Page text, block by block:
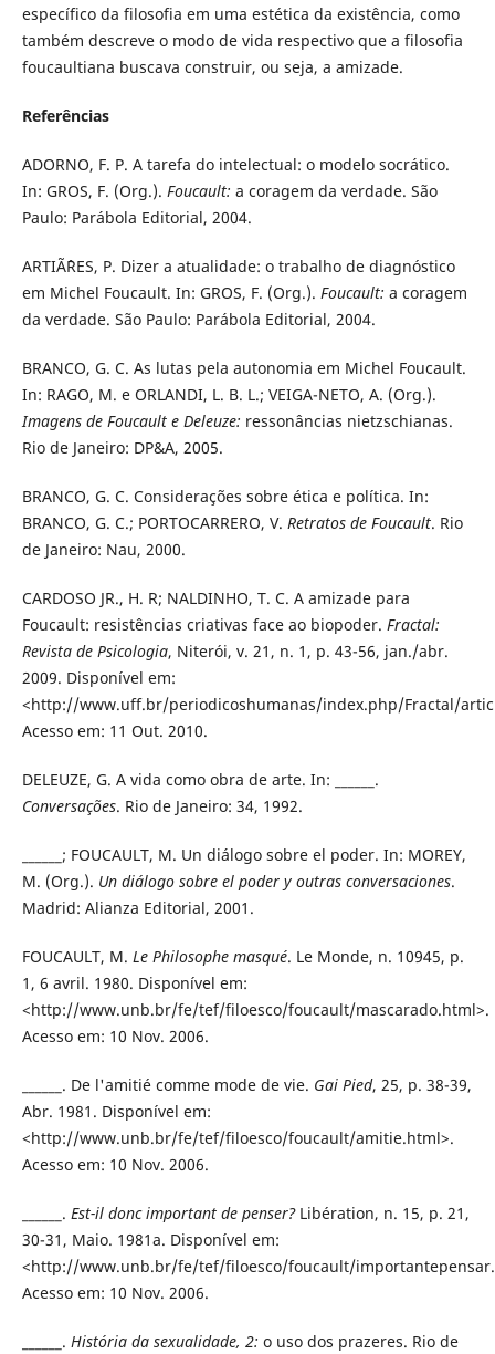
específico da filosofia em uma estética da existência, como
também descreve o modo de vida respectivo que a filosofia
foucaultiana buscava construir, ou seja, a amizade.
Referências
ADORNO, F. P. A tarefa do intelectual: o modelo socrático.
In: GROS, F. (Org.). Foucault: a coragem da verdade. São
Paulo: Parábola Editorial, 2004.
ARTIÃˆRES, P. Dizer a atualidade: o trabalho de diagnóstico
em Michel Foucault. In: GROS, F. (Org.). Foucault: a coragem
da verdade. São Paulo: Parábola Editorial, 2004.
BRANCO, G. C. As lutas pela autonomia em Michel Foucault.
In: RAGO, M. e ORLANDI, L. B. L.; VEIGA-NETO, A. (Org.).
Imagens de Foucault e Deleuze: ressonâncias nietzschianas.
Rio de Janeiro: DP&A, 2005.
BRANCO, G. C. Considerações sobre ética e política. In:
BRANCO, G. C.; PORTOCARRERO, V. Retratos de Foucault. Rio
de Janeiro: Nau, 2000.
CARDOSO JR., H. R; NALDINHO, T. C. A amizade para
Foucault: resistências criativas face ao biopoder. Fractal:
Revista de Psicologia, Niterói, v. 21, n. 1, p. 43-56, jan./abr.
2009. Disponível em:
<http://www.uff.br/periodicoshumanas/index.php/Fractal/
Acesso em: 11 Out. 2010.
DELEUZE, G. A vida como obra de arte. In: ______.
Conversações. Rio de Janeiro: 34, 1992.
______; FOUCAULT, M. Un diálogo sobre el poder. In: MOREY,
M. (Org.). Un diálogo sobre el poder y outras conversaciones.
Madrid: Alianza Editorial, 2001.
FOUCAULT, M. Le Philosophe masqué. Le Monde, n. 10945, p.
1, 6 avril. 1980. Disponível em:
<http://www.unb.br/fe/tef/filoesco/foucault/mascarado.html>.
Acesso em: 10 Nov. 2006.
______. De l'amitié comme mode de vie. Gai Pied, 25, p. 38-39,
Abr. 1981. Disponível em:
<http://www.unb.br/fe/tef/filoesco/foucault/amitie.html>.
Acesso em: 10 Nov. 2006.
______. Est-il donc important de penser? Libération, n. 15, p. 21,
30-31, Maio. 1981a. Disponível em:
<http://www.unb.br/fe/tef/filoesco/foucault/
Acesso em: 10 Nov. 2006.
______. História da sexualidade, 2: o uso dos prazeres. Rio de